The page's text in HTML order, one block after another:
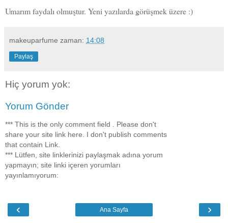
Umarım faydalı olmuştur. Yeni yazılarda görüşmek üzere :)
makeuparfume zaman: 14:08
Paylaş
Hiç yorum yok:
Yorum Gönder
*** This is the only comment field . Please don't
share your site link here. I don't publish comments
that contain Link.
*** Lütfen, site linklerinizi paylaşmak adına yorum
yapmayın; site linki içeren yorumları
yayınlamıyorum:
‹ ›
Ana Sayfa